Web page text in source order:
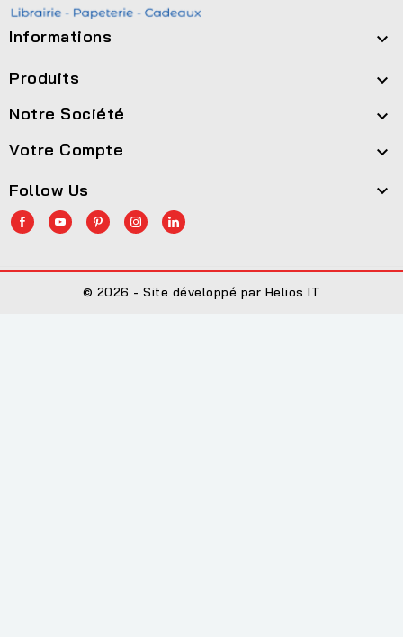
Informations 
Produits 
Notre Société 
Votre Compte 
Follow Us 
© 2026 - Site développé par Helios IT